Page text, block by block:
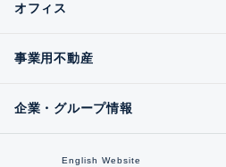
オフィス
事業用不動産
企業・グループ情報
English Website